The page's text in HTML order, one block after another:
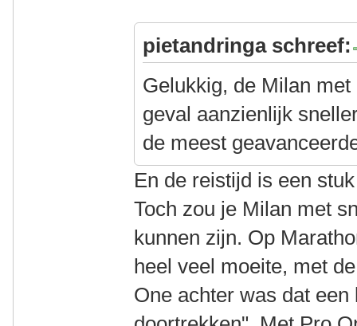
pietandringa schreef:
Gelukkig, de Milan
geval aanzienlijk
de meest
En de reistijd is een
Toch zou je Milan met
kunnen zijn. Op
heel veel moeite, met
One achter was dat